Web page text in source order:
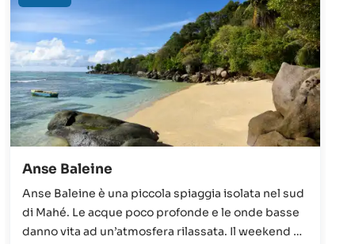
Anse Baleine
Anse Baleine è una piccola spiaggia isolata nel sud
di Mahé. Le acque poco profonde e le onde basse
danno vita ad un’atmosfera rilassata. Il weekend è